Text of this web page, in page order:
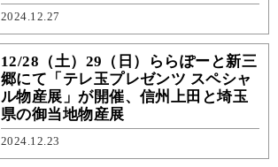
2024.12.27
12/28（土）29（日）ららぽーと新三
郷にて「テレ玉プレゼンツ スペシャ
ル物産展」が開催、信州上田と埼玉
県の御当地物産展
2024.12.23